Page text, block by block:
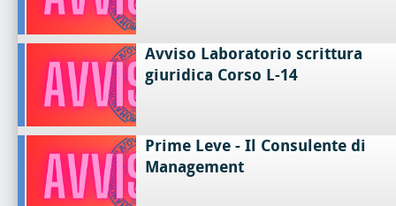
Avviso Laboratorio scrittura
giuridica Corso L-14
Prime Leve - Il Consulente di
Management